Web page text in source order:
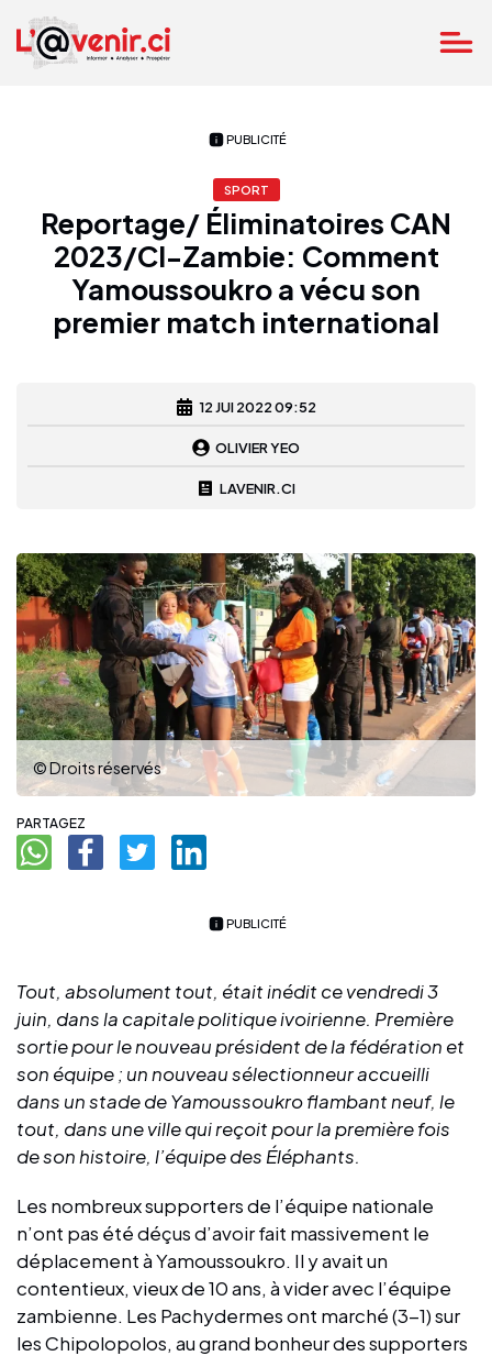
PUBLICITÉ
SPORT
Reportage/ Éliminatoires CAN
2023/CI-Zambie: Comment
Yamoussoukro a vécu son
premier match international
12 JUI 2022 09:52
OLIVIER YEO
LAVENIR.CI
© Droits réservés
PARTAGEZ
PUBLICITÉ
Tout, absolument tout, était inédit ce vendredi 3
juin, dans la capitale politique ivoirienne. Première
sortie pour le nouveau président de la fédération et
son équipe ; un nouveau sélectionneur accueilli
dans un stade de Yamoussoukro flambant neuf, le
tout, dans une ville qui reçoit pour la première fois
de son histoire, l’équipe des Éléphants.
Les nombreux supporters de l’équipe nationale
n’ont pas été déçus d’avoir fait massivement le
déplacement à Yamoussoukro. Il y avait un
contentieux, vieux de 10 ans, à vider avec l’équipe
zambienne. Les Pachydermes ont marché (3-1) sur
les Chipolopolos, au grand bonheur des supporters